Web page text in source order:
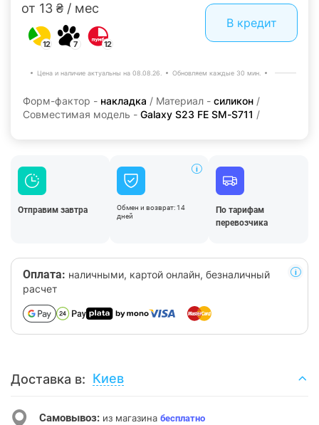
от 13 ₴ / мес
12 7 12
В кредит
Цена и наличие актуальны на 08.08.26. Обновляем каждые 30 мин.
Форм-фактор - накладка / Материал - силикон /
Совместимая модель - Galaxy S23 FE SM-S711 /
Отправим завтра
Обмен и возврат: 14
дней
По тарифам
перевозчика
Оплата: наличными, картой онлайн, безналичный
расчет
Доставка в: Киев
Самовывоз: из магазина бесплатно